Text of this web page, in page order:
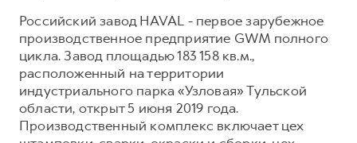
Российский завод HAVAL - первое зарубежное
производственное предприятие GWM полного
цикла. Завод площадью 183 158 кв.м.,
расположенный на территории
индустриального парка «Узловая» Тульской
области, открыт 5 июня 2019 года.
Производственный комплекс включает цех